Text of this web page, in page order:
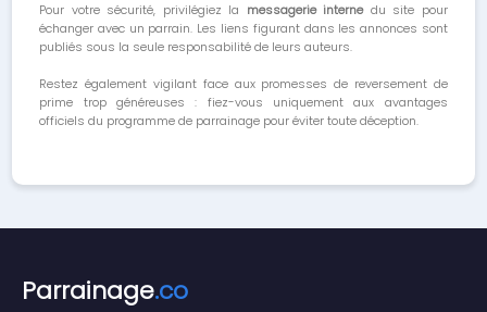
Pour votre sécurité, privilégiez la messagerie internedu site pour
échanger avec un parrain. Les liens figurant dans les annonces sont
publiés sous la seule responsabilité de leurs auteurs.
Restez également vigilant face aux promesses de reversement de
prime trop généreuses : fiez-vous uniquement aux avantages
officiels du programme de parrainage pour éviter toute déception.
Parrainage.co